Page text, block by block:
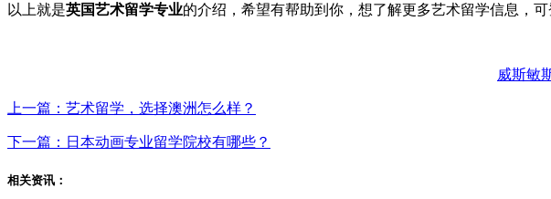
以上就是英国艺术留学专业的介绍，希望有帮助到你，想了解更多艺术留学信息，
威斯敏
上一篇：艺术留学，选择澳洲怎么样？
下一篇：日本动画专业留学院校有哪些？
相关资讯：